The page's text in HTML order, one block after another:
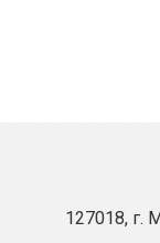
127018, г.